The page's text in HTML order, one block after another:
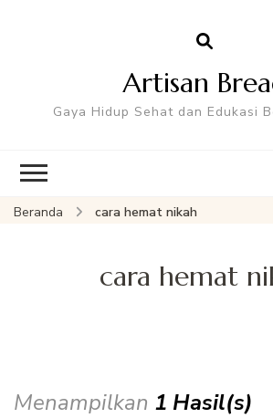
Artisan
Gaya Hidup Sehat dan Edukasi
Beranda cara hemat nikah
cara hemat
Menampilkan 1 Hasil(s)